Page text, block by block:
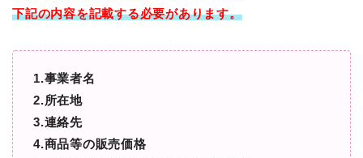
下記の内容を記載する必要があります。
1.事業者名
2.所在地
3.連絡先
4.商品等の販売価格